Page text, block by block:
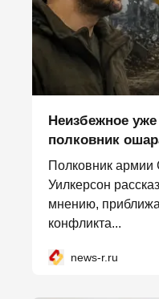
Неизбежное
полковник
Полковник
Уилкерсон
мнению,
конфликта...
news-r.ru